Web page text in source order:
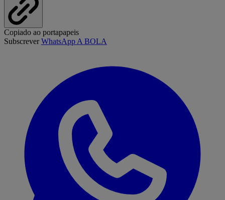
Copiado ao portapapeis
SubscreverWhatsApp A BOLA